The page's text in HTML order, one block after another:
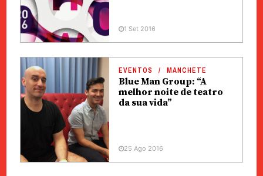
1 Set 2016
EVENTOS MANCHETE
Blue Man Group: “A
melhor noite de teatro
da sua vida”
25 Ago 2016